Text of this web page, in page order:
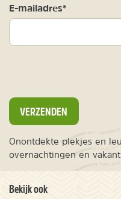
E-mailadres*
VERZENDEN
Onontdekte plekjes en
overnachtingen en
Bekijk ook